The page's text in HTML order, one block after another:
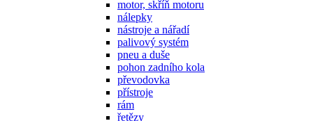
motor, skříň motoru
nálepky
nástroje a nářadí
palivový systém
pneu a duše
pohon zadního kola
převodovka
přístroje
rám
řetězy